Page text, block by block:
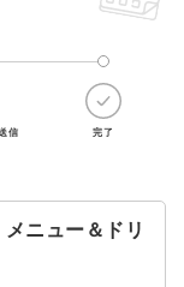
信 完了
ニュー＆ドリ